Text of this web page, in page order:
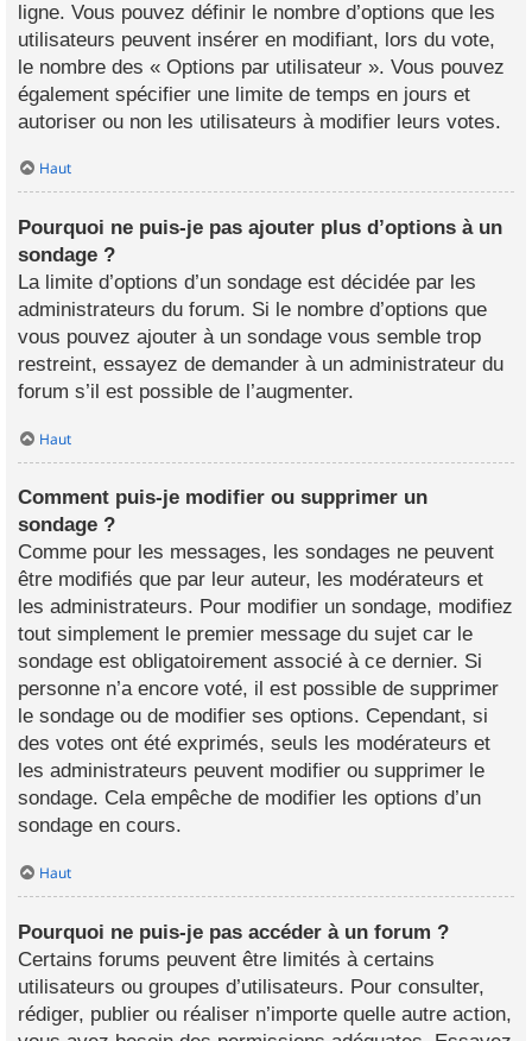
ligne. Vous pouvez définir le nombre d’options que les
utilisateurs peuvent insérer en modifiant, lors du vote,
le nombre des « Options par utilisateur ». Vous pouvez
également spécifier une limite de temps en jours et
autoriser ou non les utilisateurs à modifier leurs votes.
Haut
Pourquoi ne puis-je pas ajouter plus d’options à un
sondage ?
La limite d’options d’un sondage est décidée par les
administrateurs du forum. Si le nombre d’options que
vous pouvez ajouter à un sondage vous semble trop
restreint, essayez de demander à un administrateur du
forum s’il est possible de l’augmenter.
Haut
Comment puis-je modifier ou supprimer un
sondage ?
Comme pour les messages, les sondages ne peuvent
être modifiés que par leur auteur, les modérateurs et
les administrateurs. Pour modifier un sondage, modifiez
tout simplement le premier message du sujet car le
sondage est obligatoirement associé à ce dernier. Si
personne n’a encore voté, il est possible de supprimer
le sondage ou de modifier ses options. Cependant, si
des votes ont été exprimés, seuls les modérateurs et
les administrateurs peuvent modifier ou supprimer le
sondage. Cela empêche de modifier les options d’un
sondage en cours.
Haut
Pourquoi ne puis-je pas accéder à un forum ?
Certains forums peuvent être limités à certains
utilisateurs ou groupes d’utilisateurs. Pour consulter,
rédiger, publier ou réaliser n’importe quelle autre action,